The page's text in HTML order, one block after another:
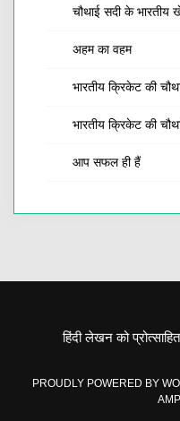
चौथाई सदी के भारतीय
अहम का वहम
भारतीय क्रिकेट की
भारतीय क्रिकेट की
आप सफल ही हैं
हिंदी लेखन को
PROUDLY POWERED BY